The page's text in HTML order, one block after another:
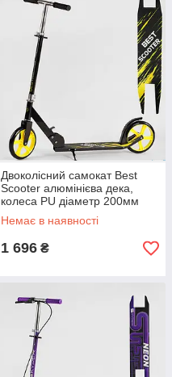
Двоколісний самокат Best
Scooter алюмінієва дека,
колеса PU діаметр 200мм
грипси гумові жовтий
Немає в наявності
1 696 ₴